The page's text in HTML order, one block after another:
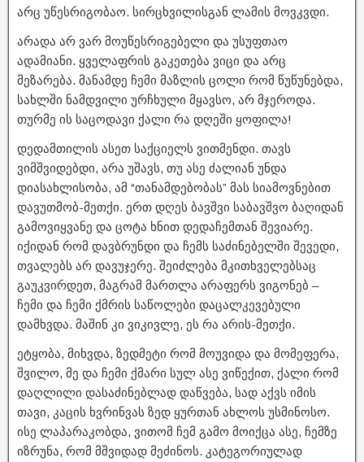
არც უწესრიგობაო. სირცხვილისგან ლამის მოვკვდი.
არადა არ ვარ მოუწესრიგებელი და უსუფთაო
ადამიანი. ყველაფრის გაკეთება ვიცი და არც
მეზარება. მანამდე ჩემი მაზლის ცოლი რომ წუწუნებდა,
სახლში ნამდვილი ურჩხული მყავსო, არ მჯეროდა.
თურმე ის საცოდავი ქალი რა დღეში ყოფილა!
დედამთილის ასეთ საქციელს ვითმენდი. თავს
ვიმშვიდებდი, არა უშავს, თუ ასე ძალიან უნდა
დიასახლისობა, ამ “თანამდებობას” მას სიამოვნებით
დავუთმობ-მეთქი. ერთ დღეს ბავშვი საბავშვო ბაღიდან
გამოვიყვანე და ცოტა ხნით დედაჩემთან შევიარე.
იქიდან რომ დავბრუნდი და ჩემს საძინებელში შევედი,
თვალებს არ დავუჯერე. შეიძლება მკითხველებსაც
გაუკვირდეთ, მაგრამ მართლა არაფერს ვიგონებ –
ჩემი და ჩემი ქმრის საწოლები დაცალკევებული
დამხვდა. მაშინ კი ვიკივლე, ეს რა არის-მეთქი.
ეტყობა, მიხვდა, ზედმეტი რომ მოუვიდა და მომეფერა,
შვილო, მე და ჩემი ქმარი სულ ასე ვიწექით, ქალი რომ
დაღლილი დასაძინებლად დაწვება, სად აქვს იმის
თავი, კაცის ხვრინვას ზედ ყურთან ახლოს უსმინოსო.
ისე ლაპარაკობდა, ვითომ ჩემ გამო მოიქცა ასე, ჩემზე
იზრუნა, რომ მშვიდად მეძინოს. კატეგორიულად